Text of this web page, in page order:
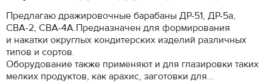
Предлагаю дражировочные барабаны ДР-51, ДР-5а,
СВА-2, СВА-4А.Предназначен для формирования
и накатки округлых кондитерских изделий различных
типов и сортов.
Оборудование также применяют и для глазировки таких
мелких продуктов, как арахис, заготовки для...